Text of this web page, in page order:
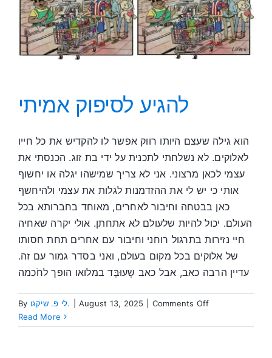
להגיע לסיפוק אמיתי
הוא גילה שעצם היותו רווק אפשר לו להקדיש את כל חייו
לאלוקים. לא נשלחתי לתכנית על ידי בת זוג. הכנסתי את
עצמי לכאן מרצוני. אני לא צריך שמישהו יגלה או יחשוף
אותי כי יש לי את ההזדמנות לגלות את עצמי ולהיחשף
כאן בבטחה וחיבור לאחרים, מאוחד בחברותא בכל
העולם. יכול להיות שלעולם לא אתחתן. אולי יקרה שאחיה
חיי נזירות בתרגול רוחני וחיבור עם אחרים תחת חסותו
של אלוקים בכל מקום בעולם, ואני בסדר גמור עם זה.
עדיין הרבה כאב, אבל כאב שְעוּבָּד במלואו הופך לחֹכמה
By לי פ. שיקגו. August 13, 2025 Comments Offon
לסיפוק
Read More